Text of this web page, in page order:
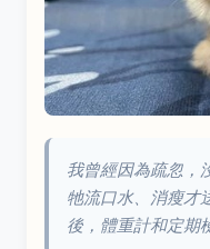
我曾經因為疏忽，
牠流口水、消瘦才
後，體重計和定期